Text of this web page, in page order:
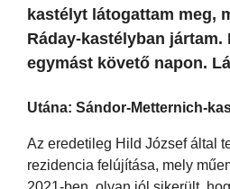
kastélyt látogattam meg,
Ráday-kastélyban jártam.
egymást követő napon.
Utána: Sándor-Metternich-
Az eredetileg Hild József által
rezidencia felújítása, mely